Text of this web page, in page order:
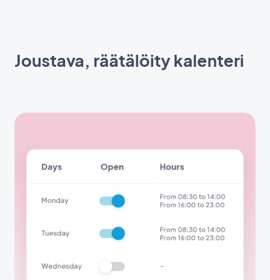
Joustava, räätälöity kalenteri